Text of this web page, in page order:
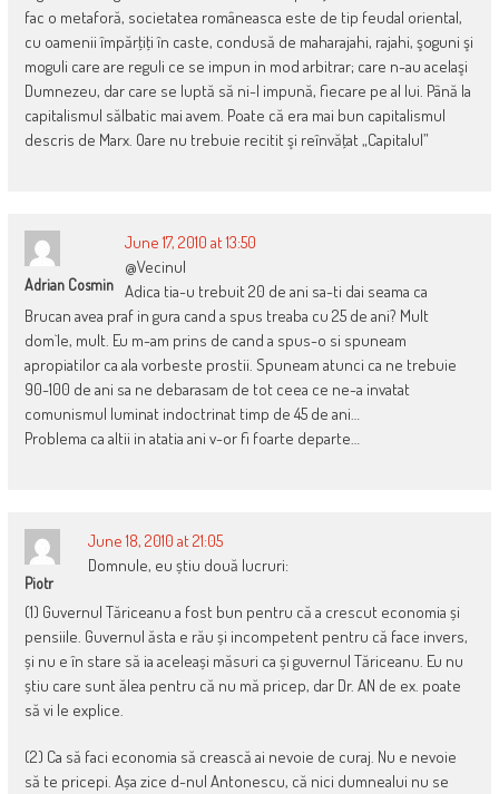
fac o metaforă, societatea româneasca este de tip feudal oriental,
cu oamenii împărţiţi în caste, condusă de maharajahi, rajahi, şoguni şi
moguli care are reguli ce se impun in mod arbitrar; care n-au acelaşi
Dumnezeu, dar care se luptă să ni-l impună, fiecare pe al lui. Până la
capitalismul sălbatic mai avem. Poate că era mai bun capitalismul
descris de Marx. Oare nu trebuie recitit şi reînvăţat „Capitalul”
Adrian Cosmin
June 17, 2010 at 13:50
@Vecinul
Adica tia-u trebuit 20 de ani sa-ti dai seama ca
Brucan avea praf in gura cand a spus treaba cu 25 de ani? Mult
dom`le, mult. Eu m-am prins de cand a spus-o si spuneam
apropiatilor ca ala vorbeste prostii. Spuneam atunci ca ne trebuie
90-100 de ani sa ne debarasam de tot ceea ce ne-a invatat
comunismul luminat indoctrinat timp de 45 de ani…
Problema ca altii in atatia ani v-or fi foarte departe…
Piotr
June 18, 2010 at 21:05
Domnule, eu știu două lucruri:
(1) Guvernul Tăriceanu a fost bun pentru că a crescut economia și
pensiile. Guvernul ăsta e rău și incompetent pentru că face invers,
și nu e în stare să ia aceleași măsuri ca și guvernul Tăriceanu. Eu nu
știu care sunt ălea pentru că nu mă pricep, dar Dr. AN de ex. poate
să vi le explice.
(2) Ca să faci economia să crească ai nevoie de curaj. Nu e nevoie
să te pricepi. Așa zice d-nul Antonescu, că nici dumnealui nu se